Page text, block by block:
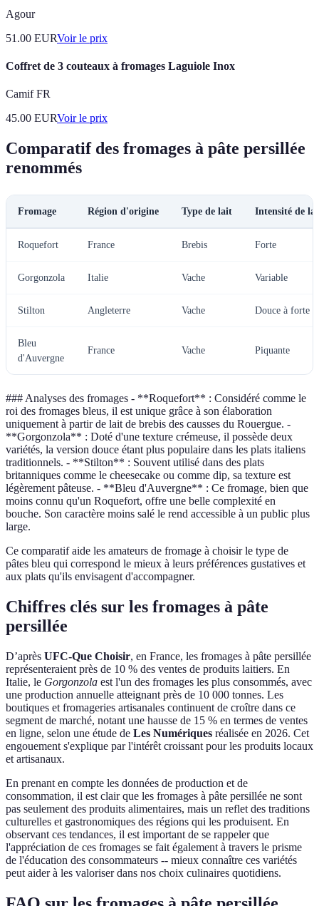
Agour
51.00 EURVoir le prix
Coffret de 3 couteaux à fromages Laguiole Inox
Camif FR
45.00 EURVoir le prix
Comparatif des fromages à pâte persillée
renommés
Fromage Région d'origine Type de lait Intensité de la
Roquefort France Brebis Forte
Gorgonzola Italie Vache Variable
Stilton Angleterre Vache Douce à forte
Bleu
d'Auvergne
France Vache Piquante
### Analyses des fromages - **Roquefort** : Considéré comme le
roi des fromages bleus, il est unique grâce à son élaboration
uniquement à partir de lait de brebis des causses du Rouergue. -
**Gorgonzola** : Doté d'une texture crémeuse, il possède deux
variétés, la version douce étant plus populaire dans les plats italiens
traditionnels. - **Stilton** : Souvent utilisé dans des plats
britanniques comme le cheesecake ou comme dip, sa texture est
légèrement pâteuse. - **Bleu d'Auvergne** : Ce fromage, bien que
moins connu qu'un Roquefort, offre une belle complexité en
bouche. Son caractère moins salé le rend accessible à un public plus
large.
Ce comparatif aide les amateurs de fromage à choisir le type de
pâtes bleu qui correspond le mieux à leurs préférences gustatives et
aux plats qu'ils envisagent d'accompagner.
Chiffres clés sur les fromages à pâte
persillée
D’après UFC-Que Choisir, en France, les fromages à pâte persillée
représenteraient près de 10 % des ventes de produits laitiers. En
Italie, le Gorgonzola est l'un des fromages les plus consommés, avec
une production annuelle atteignant près de 10 000 tonnes. Les
boutiques et fromageries artisanales continuent de croître dans ce
segment de marché, notant une hausse de 15 % en termes de ventes
en ligne, selon une étude de Les Numériques réalisée en 2026. Cet
engouement s'explique par l'intérêt croissant pour les produits locaux
et artisanaux.
En prenant en compte les données de production et de
consommation, il est clair que les fromages à pâte persillée ne sont
pas seulement des produits alimentaires, mais un reflet des traditions
culturelles et gastronomiques des régions qui les produisent. En
observant ces tendances, il est important de se rappeler que
l'appréciation de ces fromages se fait également à travers le prisme
de l'éducation des consommateurs -- mieux connaître ces variétés
peut aider à les valoriser dans nos choix culinaires quotidiens.